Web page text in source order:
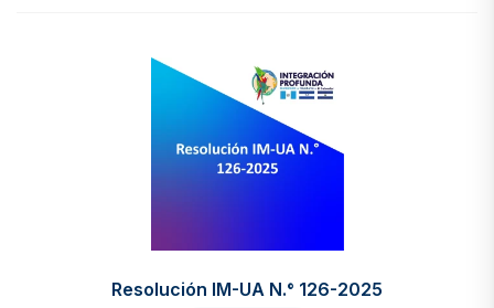
Resolución IM-UA N.° 126-2025